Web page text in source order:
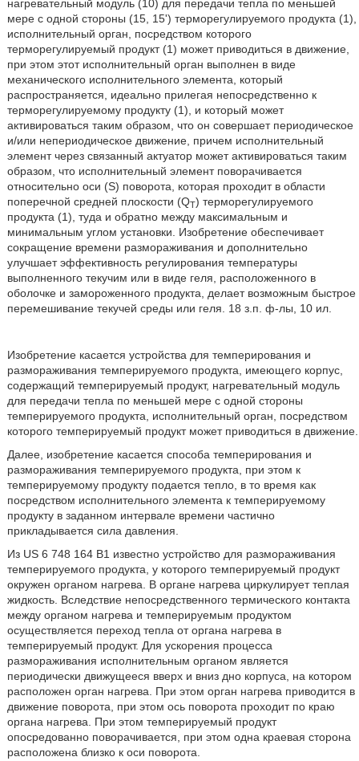
нагревательный модуль (10) для передачи тепла по меньшей
мере с одной стороны (15, 15') терморегулируемого продукта (1),
исполнительный орган, посредством которого
терморегулируемый продукт (1) может приводиться в движение,
при этом этот исполнительный орган выполнен в виде
механического исполнительного элемента, который
распространяется, идеально прилегая непосредственно к
терморегулируемому продукту (1), и который может
активироваться таким образом, что он совершает периодическое
и/или непериодическое движение, причем исполнительный
элемент через связанный актуатор может активироваться таким
образом, что исполнительный элемент поворачивается
относительно оси (S) поворота, которая проходит в области
поперечной средней плоскости (QT) терморегулируемого
продукта (1), туда и обратно между максимальным и
минимальным углом установки. Изобретение обеспечивает
сокращение времени размораживания и дополнительно
улучшает эффективность регулирования температуры
выполненного текучим или в виде геля, расположенного в
оболочке и замороженного продукта, делает возможным быстрое
перемешивание текучей среды или геля. 18 з.п. ф-лы, 10 ил.
Изобретение касается устройства для темперирования и
размораживания темперируемого продукта, имеющего корпус,
содержащий темперируемый продукт, нагревательный модуль
для передачи тепла по меньшей мере с одной стороны
темперируемого продукта, исполнительный орган, посредством
которого темперируемый продукт может приводиться в движение.
Далее, изобретение касается способа темперирования и
размораживания темперируемого продукта, при этом к
темперируемому продукту подается тепло, в то время как
посредством исполнительного элемента к темперируемому
продукту в заданном интервале времени частично
прикладывается сила давления.
Из US 6 748 164 B1 известно устройство для размораживания
темперируемого продукта, у которого темперируемый продукт
окружен органом нагрева. В органе нагрева циркулирует теплая
жидкость. Вследствие непосредственного термического контакта
между органом нагрева и темперируемым продуктом
осуществляется переход тепла от органа нагрева в
темперируемый продукт. Для ускорения процесса
размораживания исполнительным органом является
периодически движущееся вверх и вниз дно корпуса, на котором
расположен орган нагрева. При этом орган нагрева приводится в
движение поворота, при этом ось поворота проходит по краю
органа нагрева. При этом темперируемый продукт
опосредованно поворачивается, при этом одна краевая сторона
расположена близко к оси поворота.